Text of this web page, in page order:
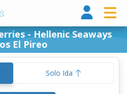
- Hellenic Seaways
El Pireo
Solo Ida